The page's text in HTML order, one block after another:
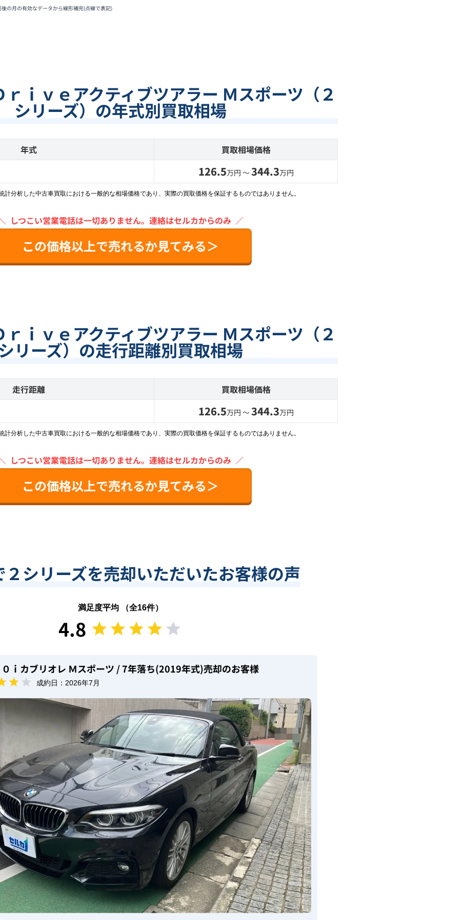
の月の有効なデータから線形補完(点線で表記)
ｒｉｖｅアクティブツアラー Ｍスポーツ（２
シリーズ）の年式別買取相場
年式
買取相場価格
126.5万円 〜344.3万円
分析した中古車買取における一般的な相場価格であり、実際の買取価格を保証するものではありません。
しつこい営業電話は一切ありません。 連絡はセルカからのみ ／
この価格以上で売れるか見てみる＞
ｒｉｖｅアクティブツアラー Ｍスポーツ（２
リーズ）の走行距離別買取相場
走行距離
買取相場価格
126.5万円 〜344.3万円
分析した中古車買取における一般的な相場価格であり、実際の買取価格を保証するものではありません。
しつこい営業電話は一切ありません。 連絡はセルカからのみ ／
この価格以上で売れるか見てみる＞
２シリーズを売却いただいたお客様の声
満足度平均 （全16件）
4.8
ｉカブリオレ Ｍスポーツ / 7年落ち(2019年式)売却のお客様
成約日： 2026年7月